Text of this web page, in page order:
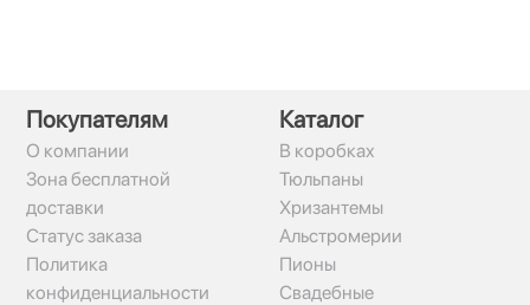
Покупателям
О компании
Зона бесплатной
доставки
Статус заказа
Политика
конфиденциальности
Каталог
В коробках
Тюльпаны
Хризантемы
Альстромерии
Пионы
Свадебные